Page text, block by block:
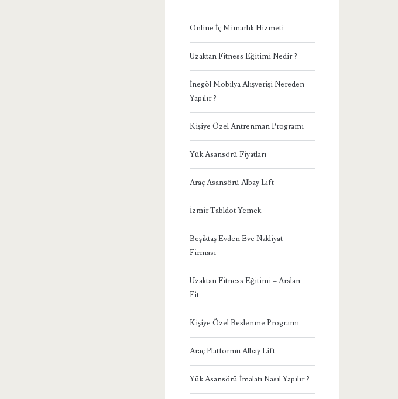
Online İç Mimarlık Hizmeti
Uzaktan Fitness Eğitimi Nedir ?
İnegöl Mobilya Alışverişi Nereden
Yapılır ?
Kişiye Özel Antrenman Programı
Yük Asansörü Fiyatları
Araç Asansörü Albay Lift
İzmir Tabldot Yemek
Beşiktaş Evden Eve Nakliyat
Firması
Uzaktan Fitness Eğitimi – Arslan
Fit
Kişiye Özel Beslenme Programı
Araç Platformu Albay Lift
Yük Asansörü İmalatı Nasıl Yapılır ?